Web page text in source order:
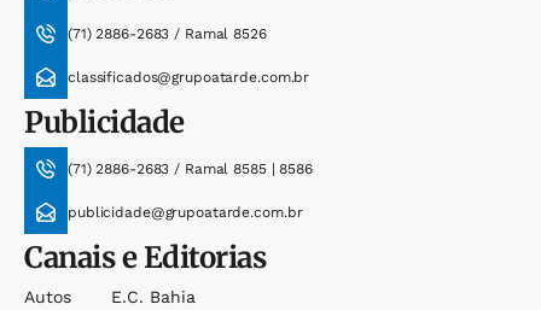
(71) 2886-2683 / Ramal 8526
classificados@grupoatarde.com.br
Publicidade
(71) 2886-2683 / Ramal 8585 | 8586
publicidade@grupoatarde.com.br
Canais e Editorias
Autos
E.c. Bahia